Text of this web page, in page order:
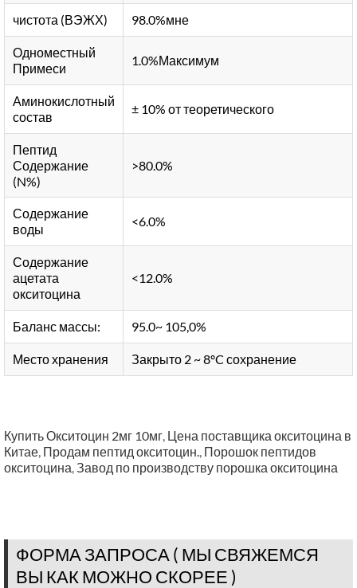
чистота (ВЭЖХ) 98.0%мне
Одноместный
Примеси
1.0%Максимум
Аминокислотный
состав
± 10% от теоретического
Пептид
Содержание
(N%)
>80.0%
Содержание
воды
<6.0%
Содержание
ацетата
окситоцина
<12.0%
Баланс массы: 95.0~ 105,0%
Место хранения Закрыто 2 ~ 8ºC сохранение
Купить Окситоцин 2мг 10мг, Цена поставщика окситоцина в
Китае, Продам пептид окситоцин., Порошок пептидов
окситоцина,Завод по производству порошка окситоцина
ФОРМА ЗАПРОСА ( МЫ СВЯЖЕМСЯ
ВЫ КАК МОЖНО СКОРЕЕ )